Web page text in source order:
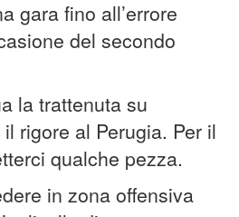
gara fino all’errore
del secondo
la trattenuta su
rigore al Perugia. Per il
qualche pezza.
in zona offensiva